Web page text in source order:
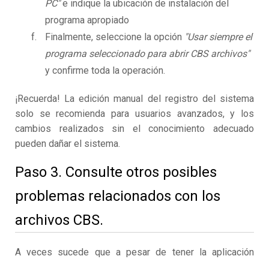
PC"e indique la ubicación de instalación del
programa apropiado
Finalmente, seleccione la opción "Usar siempre el
programa seleccionado para abrir CBS archivos"
y confirme toda la operación.
¡Recuerda! La edición manual del registro del sistema
solo se recomienda para usuarios avanzados, y los
cambios realizados sin el conocimiento adecuado
pueden dañar el sistema.
Paso 3. Consulte otros posibles
problemas relacionados con los
archivos CBS.
A veces sucede que a pesar de tener la aplicación